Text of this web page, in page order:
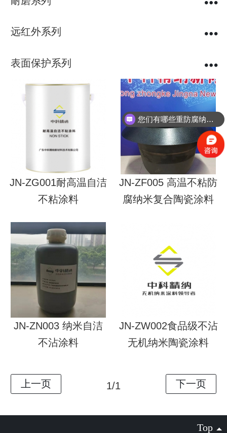
远红外系列
表面保护系列
JN-ZG001耐高温自洁
不粘涂料
JN-ZF005 高温不粘防
腐纳米复合陶瓷涂料
JN-ZN003 纳米自洁
不沾涂料
JN-ZW002食品级不沾
无机纳米陶瓷涂料
1/1
Top
您们有哪些重防腐纳米陶瓷涂料？